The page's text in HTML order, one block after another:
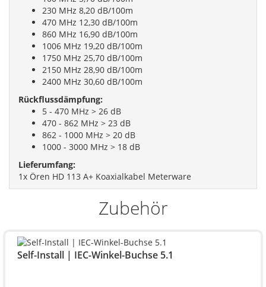
230 MHz 8,20 dB/100m
470 MHz 12,30 dB/100m
860 MHz 16,90 dB/100m
1006 MHz 19,20 dB/100m
1750 MHz 25,70 dB/100m
2150 MHz 28,90 dB/100m
2400 MHz 30,60 dB/100m
Rückflussdämpfung:
5 - 470 MHz > 26 dB
470 - 862 MHz > 23 dB
862 - 1000 MHz > 20 dB
1000 - 3000 MHz > 18 dB
Lieferumfang:
1x Ören HD 113 A+ Koaxialkabel Meterware
Zubehör
Self-Install | IEC-Winkel-Buchse 5.1